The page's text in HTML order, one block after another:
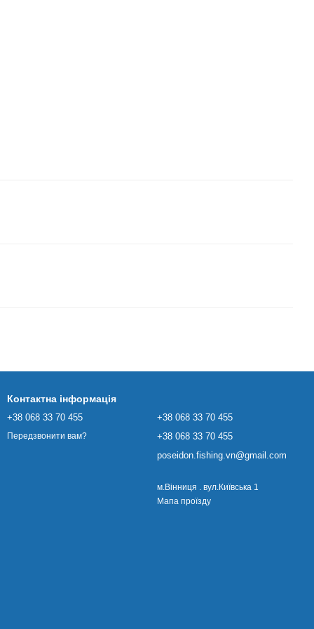
Контактна інформація
+38 068 33 70 455
Передзвонити вам?
+38 068 33 70 455
+38 068 33 70 455
poseidon.fishing.vn@gmail.com
м.Вінниця . вул.Київська 1
Мапа проїзду